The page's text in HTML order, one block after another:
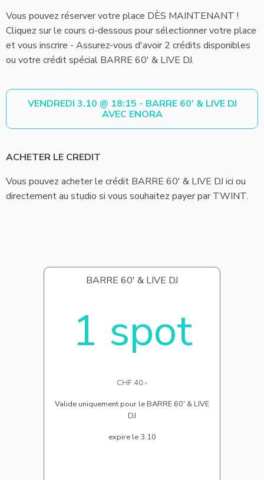
Vous pouvez réserver votre place DÈS MAINTENANT !
Cliquez sur le cours ci-dessous pour sélectionner votre place
et vous inscrire - Assurez-vous d'avoir 2 crédits disponibles
ou votre crédit spécial BARRE 60' & LIVE DJ.
VENDREDI 3.10 @ 18:15 - BARRE 60' & LIVE DJ
AVEC ENORA
ACHETER LE CREDIT
Vous pouvez acheter le crédit BARRE 60' & LIVE DJ ici ou
directement au studio si vous souhaitez payer par TWINT.
BARRE 60' & LIVE DJ
1 spot
CHF 40.-
Valide uniquement pour le BARRE 60' & LIVE
DJ
expire le 3.10